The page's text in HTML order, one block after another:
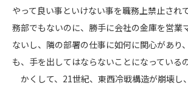
やって良い事といけない事を職務上禁止され
務部でもないのに、勝手に会社の金庫を営業
ないし、隣の部署の仕事に如何に関心があり
も、手を出してはならないことになっているの
かくして、21世紀、東西冷戦構造が崩壊し